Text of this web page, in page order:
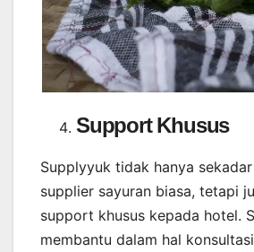
Support Khusus
Supplyyuk tidak hanya
supplier sayuran biasa, tetapi
support khusus kepada hotel.
membantu dalam hal